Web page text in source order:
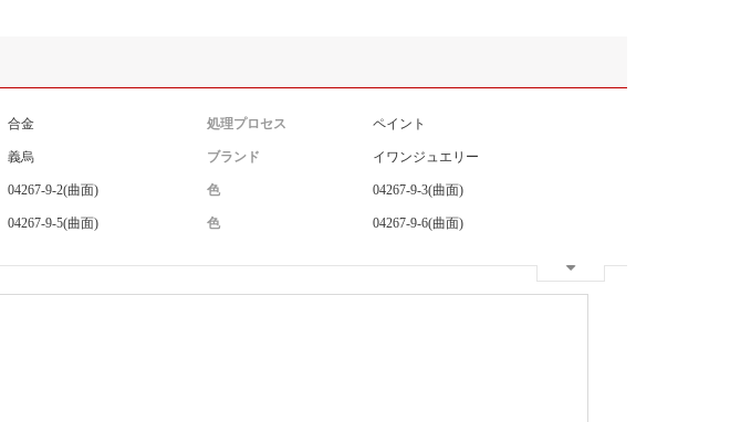
合金 処理プロセス ペイント
義烏 ブランド イワンジュエリー
04267-9-2(曲面) 色 04267-9-3(曲面)
04267-9-5(曲面) 色 04267-9-6(曲面)